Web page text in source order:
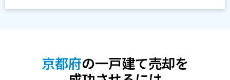
京都府の一戸建て売却を